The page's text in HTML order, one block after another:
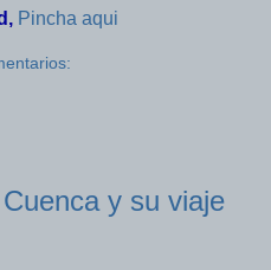
Pincha aqui
y su viaje